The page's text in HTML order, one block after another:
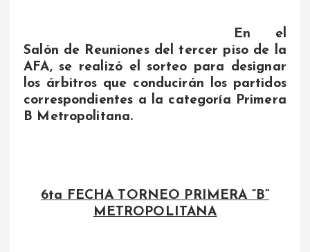
En el
Salón de Reuniones del tercer piso de la
AFA, se realizó el sorteo para designar
los árbitros que conducirán los partidos
correspondientes a la categoría Primera
B Metropolitana.
6ta FECHA TORNEO PRIMERA “B”
METROPOLITANA